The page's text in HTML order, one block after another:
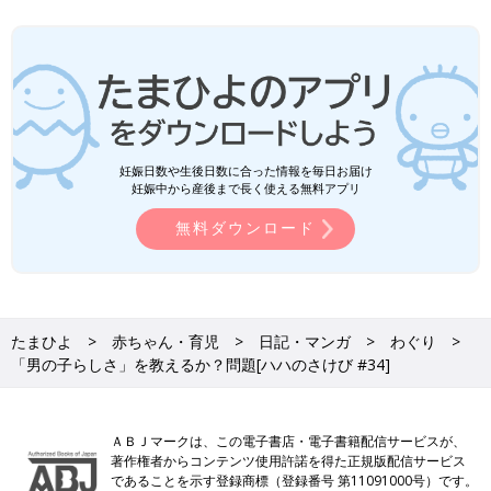
妊娠日数や生後日数に合った情報を毎日お届け
妊娠中から産後まで長く使える無料アプリ
無料ダウンロード
たまひよ 赤ちゃん・育児 日記・マンガ
わぐり
「男の子らしさ」を教えるか？問題[ハハのさけび #34]
ＡＢＪマークは、この電子書店・電子書籍配信サービスが、
著作権者からコンテンツ使用許諾を得た正規版配信サービス
であることを示す登録商標（登録番号 第11091000号）です。